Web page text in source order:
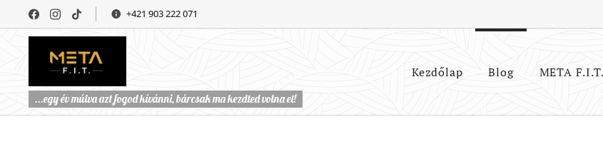
+421 903 222 071
...egy év múlva azt fogod kívánni, bárcsak ma kezdted volna el!
Kezdőlap Blog META